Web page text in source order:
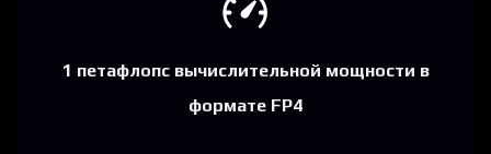
1 петафлопс вычислительной мощности в
формате FP4​